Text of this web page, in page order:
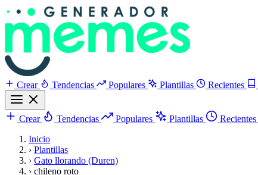
Crear Tendencias Populares Plantillas Recientes
Crear Tendencias Populares Plantillas Recientes
Inicio
› Plantillas
› Gato llorando (Duren)
› chileno roto